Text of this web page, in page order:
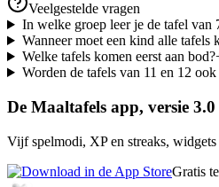
Veelgestelde vragen
In welke groep leer je de tafel van
Wanneer moet een kind alle tafels
Welke tafels komen eerst aan bod?
Worden de tafels van 11 en 12 ook
De Maaltafels app, versie 3.0
Vijf spelmodi, XP en streaks,
Gratis